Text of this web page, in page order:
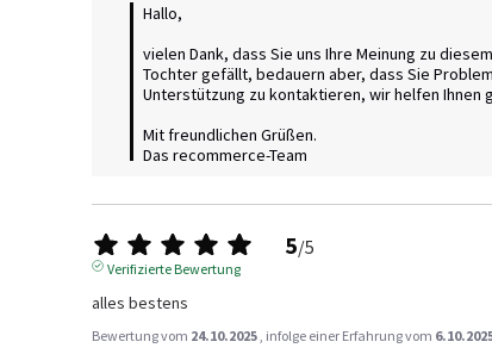
Hallo,
vielen Dank, dass Sie uns Ihre Meinung zu
Tochter gefällt, bedauern aber, dass Sie
Unterstützung zu kontaktieren, wir helfen Ihnen
Mit freundlichen Grüßen.
Das recommerce-Team
5/5
Verifizierte Bewertung
alles bestens
Bewertung vom 24.10.2025 , infolge einer Erfahrung vom